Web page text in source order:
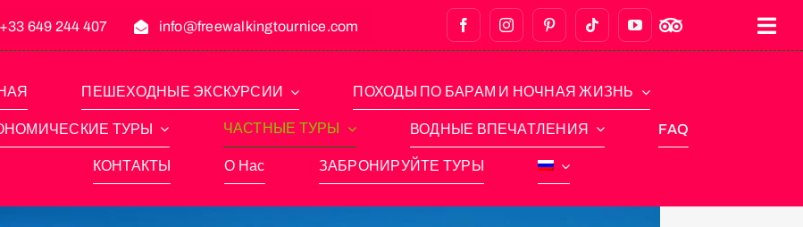
+33 649 244 407 info@freewalkingtournice.com
ПЕШЕХОДНЫЕ ЭКСКУРСИИ ПОХОДЫ ПО БАРАМ И НОЧНАЯ ЖИЗНЬ
ТУРЫ ЧАСТНЫЕ ТУРЫ ВОДНЫЕ ВПЕЧАТЛЕНИЯ FAQ
КОНТАКТЫ О Нас ЗАБРОНИРУЙТЕ ТУРЫ